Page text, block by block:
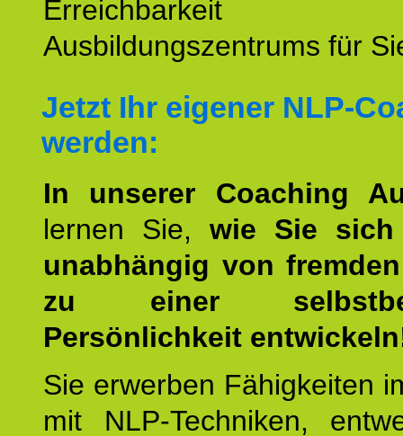
Erreichbarkeit
Ausbildungszentrums für
Jetzt Ihr eigener NLP-
werden:
In unserer Coaching
lernen Sie, wie Sie
unabhängig von
zu einer
Persönlichkeit
Sie erwerben Fähigkeiten
mit NLP-Techniken,